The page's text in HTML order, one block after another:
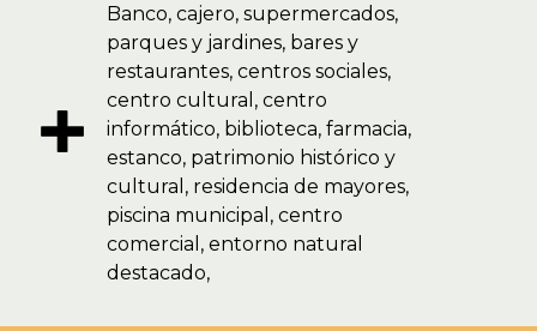
Banco, cajero, supermercados,
parques y jardines, bares y
restaurantes, centros sociales,
centro cultural, centro
informático, biblioteca, farmacia,
estanco, patrimonio histórico y
cultural, residencia de mayores,
piscina municipal, centro
comercial, entorno natural
destacado,